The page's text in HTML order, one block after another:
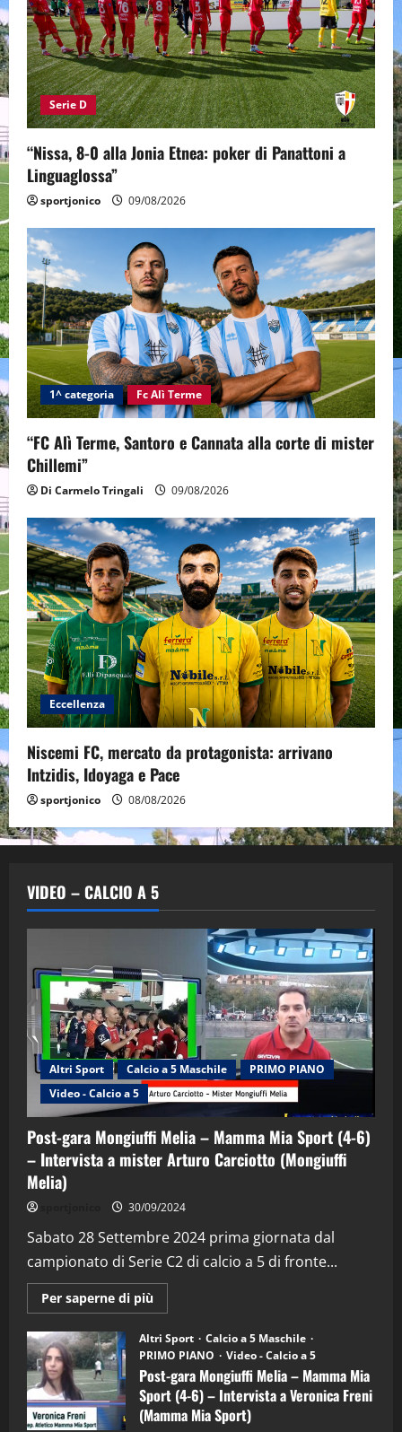
Serie D
“Nissa, 8-0 alla Jonia Etnea: poker di Panattoni a
Linguaglossa”
sportjonico 09/08/2026
1^ categoria Fc Alì Terme
“FC Alì Terme, Santoro e Cannata alla corte di mister
Chillemi”
Di Carmelo Tringali 09/08/2026
Eccellenza
Niscemi FC, mercato da protagonista: arrivano
Intzidis, Idoyaga e Pace
sportjonico 08/08/2026
VIDEO – CALCIO A 5
Altri Sport Calcio a 5 Maschile
PRIMO PIANO
Video - Calcio a 5
Post-gara Mongiuffi Melia – Mamma Mia Sport (4-6)
– Intervista a mister Arturo Carciotto (Mongiuffi
Melia)
30/09/2024
Sabato 28 Settembre 2024 prima giornata dal
campionato di Serie C2 di calcio a 5 di fronte...
Per saperne di più
informazioni
Post-
gara
Mongiuffi
Melia
–
Mamma
Mia
Sport
Altri Sport
Calcio a 5 Maschile
PRIMO PIANO
Video - Calcio a 5
Post-gara Mongiuffi Melia – Mamma Mia
Sport (4-6) – Intervista a Veronica Freni
(Mamma Mia Sport)
2
“SportEmpire” in Podcast: 29^ Puntata
(Martedi 28 Aprile 2026)
28/04/2026
3
"SportEmpire" in Podcast
“SportEmpire” in Podcast: 28^ Puntata
(Martedi 21 Aprile 2026)
21/04/2026